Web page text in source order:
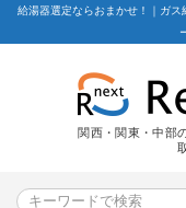
給湯器選定ならおまかせ！｜ガ
関西・関東・中部